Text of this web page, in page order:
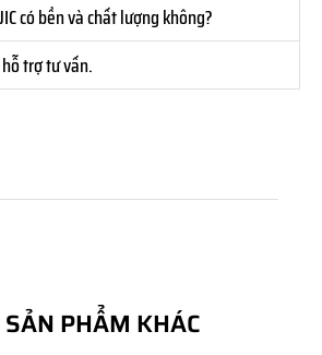
có bền và chất lượng không?
trợ tư vấn.
SẢN PHẨM KHÁC